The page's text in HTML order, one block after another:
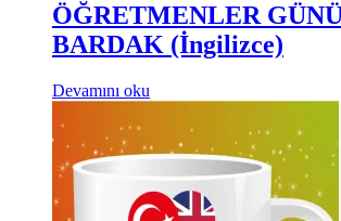
ÖĞRETMENLER
BARDAK (İngilizce)
Devamını oku